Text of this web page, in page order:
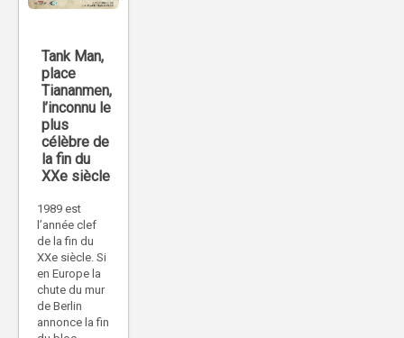
Tank Man,
place
Tiananmen,
l’inconnu le
plus
célèbre de
la fin du
XXe siècle
1989 est
l’année clef
de la fin du
XXe siècle. Si
en Europe la
chute du mur
de Berlin
annonce la fin